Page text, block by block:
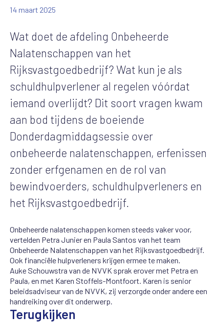
14 maart 2025
Wat doet de afdeling Onbeheerde
Nalatenschappen van het
Rijksvastgoedbedrijf? Wat kun je als
schuldhulpverlener al regelen vóórdat
iemand overlijdt? Dit soort vragen kwam
aan bod tijdens de boeiende
Donderdagmiddagsessie over
onbeheerde nalatenschappen, erfenissen
zonder erfgenamen en de rol van
bewindvoerders, schuldhulpverleners en
het Rijksvastgoedbedrijf.
Onbeheerde nalatenschappen komen steeds vaker voor,
vertelden Petra Junier en Paula Santos van het team
Onbeheerde Nalatenschappen van het Rijksvastgoedbedrijf.
Ook financiële hulpverleners krijgen ermee te maken.
Auke Schouwstra van de NVVK sprak erover met Petra en
Paula, en met Karen Stoffels-Montfoort. Karen is senior
beleidsadviseur van de NVVK, zij verzorgde onder andere een
handreiking over dit onderwerp.
Terugkijken